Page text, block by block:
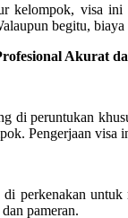
kelompok, visa
begitu,
Akurat
di peruntukan
Pengerjaan visa
perkenakan
pameran.